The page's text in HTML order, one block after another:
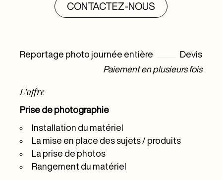
CONTACTEZ-NOUS
Reportage photo journée entière
Devis
Paiement en plusieurs fois
L’offre
Prise de photographie
Installation du matériel
La mise en place des sujets / produits
La prise de photos
Rangement du matériel